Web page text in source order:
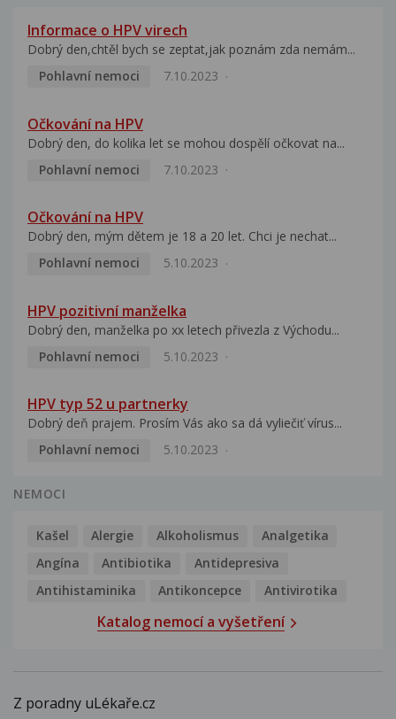
Informace o HPV virech
Dobrý den,chtěl bych se zeptat,jak poznám zda nemám...
Pohlavní nemoci
7.10.2023
Očkování na HPV
Dobrý den, do kolika let se mohou dospělí očkovat na...
Pohlavní nemoci
7.10.2023
Očkování na HPV
Dobrý den, mým dětem je 18 a 20 let. Chci je nechat...
Pohlavní nemoci
5.10.2023
HPV pozitivní manželka
Dobrý den, manželka po xx letech přivezla z Východu...
Pohlavní nemoci
5.10.2023
HPV typ 52 u partnerky
Dobrý deň prajem. Prosím Vás ako sa dá vyliečiť vírus...
Pohlavní nemoci
5.10.2023
NEMOCI
Kašel Alergie Alkoholismus
Analgetika
Angína
Antibiotika
Antidepresiva
Antihistaminika
Antikoncepce Antivirotika
Katalog nemocí a vyšetření
Z poradny uLékaře.cz